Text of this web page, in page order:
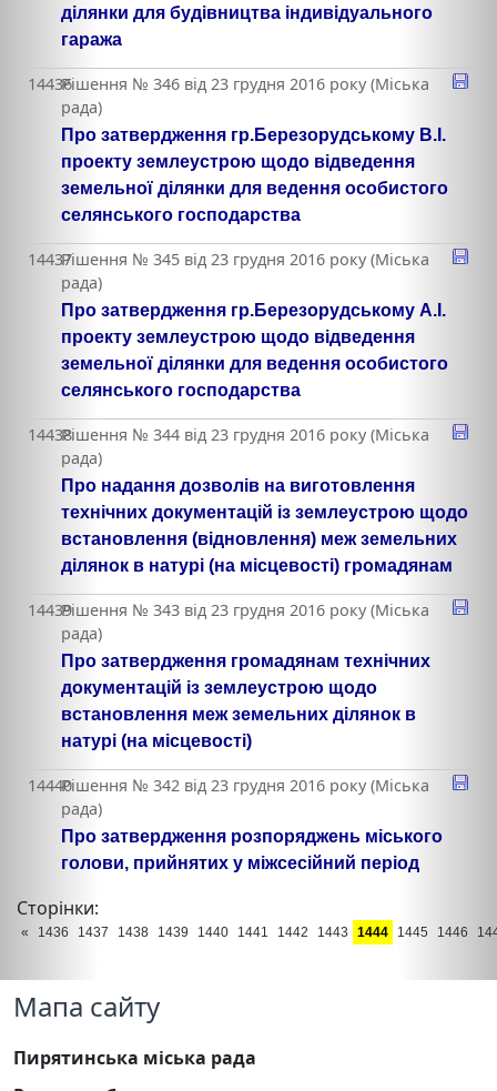
ділянки для будівництва індивідуального
гаража
14436Рішення № 346 від 23 грудня 2016 року (Міська
рада)
Про затвердження гр.Березорудському В.І.
проекту землеустрою щодо відведення
земельної ділянки для ведення особистого
селянського господарства
14437Рішення № 345 від 23 грудня 2016 року (Міська
рада)
Про затвердження гр.Березорудському А.І.
проекту землеустрою щодо відведення
земельної ділянки для ведення особистого
селянського господарства
14438Рішення № 344 від 23 грудня 2016 року (Міська
рада)
Про надання дозволів на виготовлення
технічних документацій із землеустрою щодо
встановлення (відновлення) меж земельних
ділянок в натурі (на місцевості) громадянам
14439Рішення № 343 від 23 грудня 2016 року (Міська
рада)
Про затвердження громадянам технічних
документацій із землеустрою щодо
встановлення меж земельних ділянок в
натурі (на місцевості)
14440Рішення № 342 від 23 грудня 2016 року (Міська
рада)
Про затвердження розпоряджень міського
голови, прийнятих у міжсесійний період
Сторінки:
« 1436 1437 1438 1439 1440 1441 1442 1443 1444 1445 1446
Мапа сайту
Пирятинська міська рада